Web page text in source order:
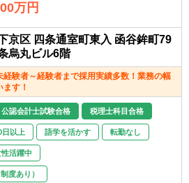
、全国に拠点があるため、ご家庭の事
って比較的自由に変更することが可能
万円
京区 四条通室町東入 函谷鉾町79
烏丸ビル6階
経験者～経験者まで採用実績多数！業務の幅
す！
公認会計士試験合格 税理士科目合格
日以上 語学を活かす 転勤なし
性活躍中
度あり）